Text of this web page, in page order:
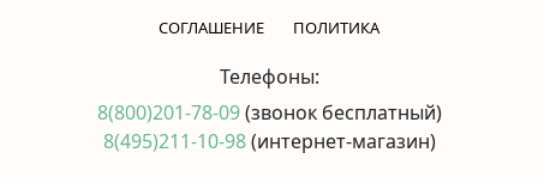
CОГЛАШЕНИЕ
ПОЛИТИКА
Телефоны:
8(800)201-78-09(звонок бесплатный)
8(495)211-10-98(интернет-магазин)